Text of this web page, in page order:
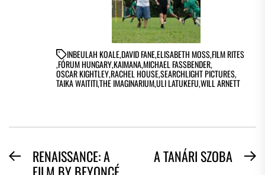
INBEULAH KOALE,DAVID FANE,ELISABETH MOSS,FILM RITES
,FÓRUM HUNGARY,KAIMANA,MICHAEL FASSBENDER,
OSCAR KIGHTLEY,RACHEL HOUSE,SEARCHLIGHT PICTURES,
TAIKA WAITITI,THE IMAGINARIUM,ULI LATUKEFU,WILL ARNETT
BEJEGYZÉS
PreviousRENAISSANCE: A
A TANÁRI SZOBA